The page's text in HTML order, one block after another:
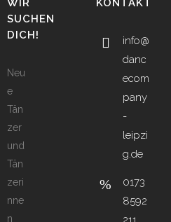
WIR
SUCHEN
DICH!
Neu
e
Tän
zer
und
Tän
zeri
nne
n
KONTAKT
info@
danc
ecom
pany
-
leipzi
g.de
0173
8592